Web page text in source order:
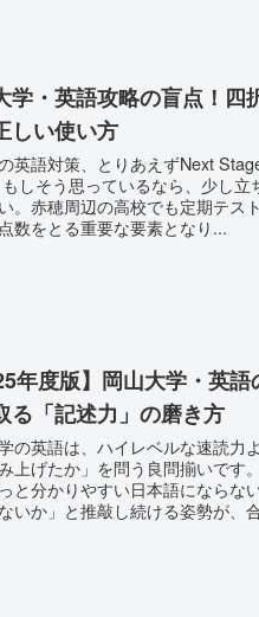
学・英語攻略の盲点！四
しい使い方
の英語対策、とりあえずNext
しそう思っているなら、少し
。赤穂周辺の高校でも定期テス
数をとる重要な要素となり...
年度版】岡山大学・英
る「記述力」の磨き方
の英語は、ハイレベルな速読力
上げたか」を問う良問揃いです
と分かりやすい日本語にならな
いか」と推敲し続ける姿勢が、